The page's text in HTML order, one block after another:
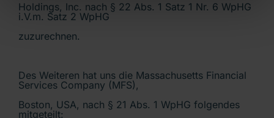
Holdings, Inc. nach § 22 Abs. 1 Satz 1 Nr. 6 WpHG
i.V.m. Satz 2 WpHG
zuzurechnen.
Des Weiteren hat uns die Massachusetts Financial
Services Company (MFS),
Boston, USA, nach § 21 Abs. 1 WpHG folgendes
mitgeteilt: